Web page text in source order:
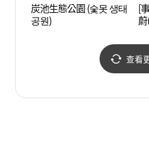
炭池生態公園 (숯못 생태
공원)
[
查看